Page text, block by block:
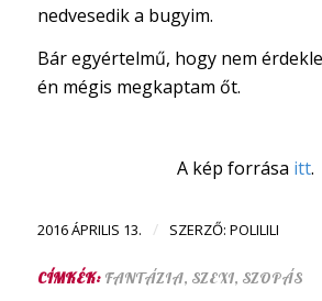
nedvesedik a bugyim.
Bár egyértelmű, hogy nem
én mégis megkaptam őt.
A kép forrása itt.
2016 ÁPRILIS 13. / SZERZŐ: POLILILI
CÍMKÉK: FANTÁZIA, SZEXI, SZOPÁS